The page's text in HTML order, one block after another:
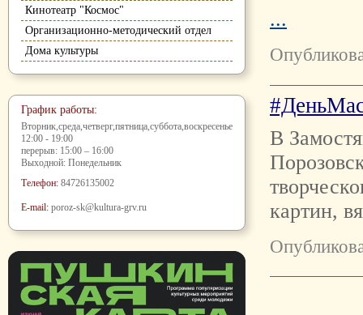
Кинотеатр "Космос"
Организационно-методический отдел
Дома культуры
График работы:
Вторник,среда,четверг,пятница,суббота,воскресенье
12:00 - 19:00
перерыв: 15:00 – 16:00
Выходной: Понедельник
Телефон: 84726135002
E-mail: poroz-sk@kultura-grv.ru
...
В
картин,